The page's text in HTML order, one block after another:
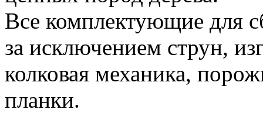
Все комплектующие для
за исключением струн,
колковая механика,
планки.